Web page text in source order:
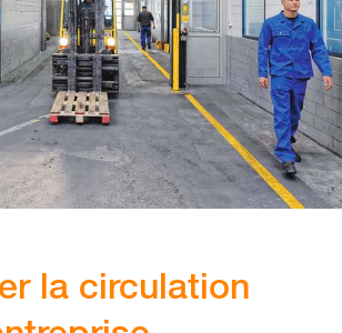
la circulation